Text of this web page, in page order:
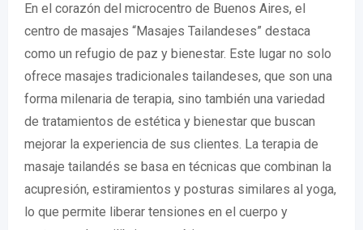
En el corazón del microcentro de Buenos Aires, el
centro de masajes “Masajes Tailandeses” destaca
como un refugio de paz y bienestar. Este lugar no solo
ofrece masajes tradicionales tailandeses, que son una
forma milenaria de terapia, sino también una variedad
de tratamientos de estética y bienestar que buscan
mejorar la experiencia de sus clientes. La terapia de
masaje tailandés se basa en técnicas que combinan la
acupresión, estiramientos y posturas similares al yoga,
lo que permite liberar tensiones en el cuerpo y